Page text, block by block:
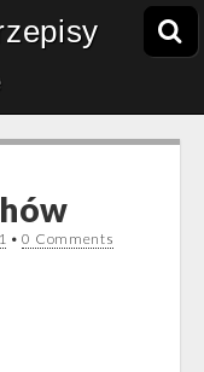
•0 Comments